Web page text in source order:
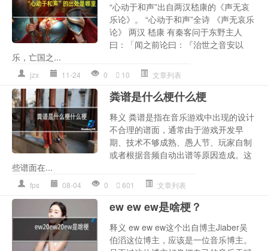
“心动于和声”出自两汉嵇康的《声无哀
乐论》。 “心动于和声”全诗 《声无哀乐
论》 两汉 嵇康 有秦客问于东野主人
曰：「闻之前论曰：『治世之音安以
乐，亡国之...
jzx 11-24 0 10 文章列表
粪谱是什么梗什么梗
释义 粪谱是指在音乐游戏中出现的设计
不合理的谱面，通常由于游戏开发早
期、技术不够成熟、愚人节、玩家自制
或者根据音频自动出谱等原因造成。这
些谱面在...
fps 08-04 0 601 文章列表
ew ew ew是啥梗？
释义 ew ew ew这个出自博主Jiaber吴
伯滔这位博主，应该是一位音乐博主。